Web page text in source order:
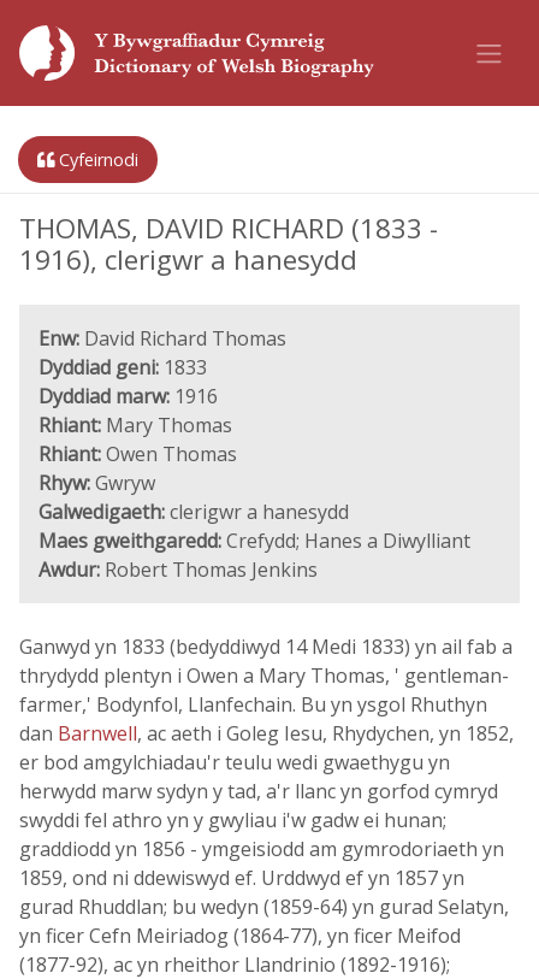
Cyfeirnodi
THOMAS, DAVID RICHARD (1833 -
1916), clerigwr a hanesydd
Enw: David Richard Thomas
Dyddiad geni: 1833
Dyddiad marw: 1916
Rhiant: Mary Thomas
Rhiant:Owen Thomas
Rhyw:Gwryw
Galwedigaeth:clerigwr a hanesydd
Maes gweithgaredd:Crefydd; Hanes a Diwylliant
Awdur: Robert Thomas Jenkins
Ganwyd yn 1833 (bedyddiwyd 14 Medi 1833) yn ail fab a
thrydydd plentyn i Owen a Mary Thomas, ' gentleman-
farmer,' Bodynfol, Llanfechain. Bu yn ysgol Rhuthyn
dan Barnwell, ac aeth i Goleg Iesu, Rhydychen, yn 1852,
er bod amgylchiadau'r teulu wedi gwaethygu yn
herwydd marw sydyn y tad, a'r llanc yn gorfod cymryd
swyddi fel athro yn y gwyliau i'w gadw ei hunan;
graddiodd yn 1856 - ymgeisiodd am gymrodoriaeth yn
1859, ond ni ddewiswyd ef. Urddwyd ef yn 1857 yn
gurad Rhuddlan; bu wedyn (1859-64) yn gurad Selatyn,
yn ficer Cefn Meiriadog (1864-77), yn ficer Meifod
(1877-92), ac yn rheithor Llandrinio (1892-1916);